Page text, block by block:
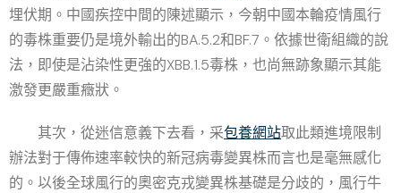
埋伏期。中國疾控中間的陳述顯示，今朝中國本輪疫情風行
的毒株重要仍是境外輸出的BA.5.2和BF.7。依據世衛組織的說
法，即使是沾染性更強的XBB.1.5毒株，也尚無跡象顯示其能
激發更嚴重癥狀。
其次，從迷信意義下去看，采包養網站取此類進境限制
辦法對于傳佈速率較快的新冠病毒變異株而言也是毫無感化
的。以後全球風行的奧密克戎變異株基礎是分歧的，風行牛